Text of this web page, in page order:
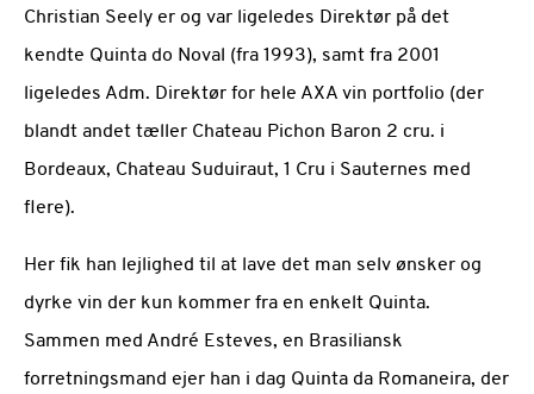
Christian Seely er og var ligeledes Direktør på det
kendte Quinta do Noval (fra 1993), samt fra 2001
ligeledes Adm. Direktør for hele AXA vin portfolio (der
blandt andet tæller Chateau Pichon Baron 2 cru. i
Bordeaux, Chateau Suduiraut, 1 Cru i Sauternes med
flere).
Her fik han lejlighed til at lave det man selv ønsker og
dyrke vin der kun kommer fra en enkelt Quinta.
Sammen med André Esteves, en Brasiliansk
forretningsmand ejer han i dag Quinta da Romaneira, der